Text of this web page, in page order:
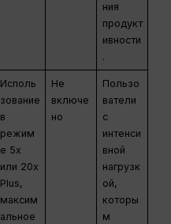
ния
продукт
ивности
.
Исполь
зование
в
режим
е 5x
или 20x
Plus,
максим
альное
Не
включе
но
Пользо
ватели
с
интенси
вной
нагрузк
ой,
которы
м